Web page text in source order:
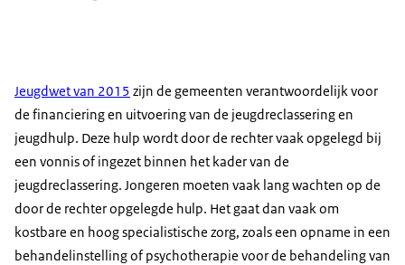
Jeugdwet van 2015 zijn de gemeenten verantwoordelijk voor
de financiering en uitvoering van de jeugdreclassering en
jeugdhulp. Deze hulp wordt door de rechter vaak opgelegd bij
een vonnis of ingezet binnen het kader van de
jeugdreclassering. Jongeren moeten vaak lang wachten op de
door de rechter opgelegde hulp. Het gaat dan vaak om
kostbare en hoog specialistische zorg, zoals een opname in een
behandelinstelling of psychotherapie voor de behandeling van